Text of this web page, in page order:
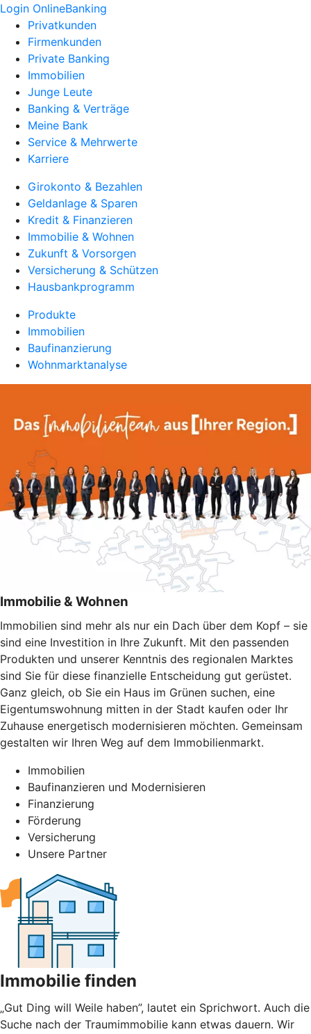
Login OnlineBanking
Privatkunden
Firmenkunden
Private Banking
Immobilien
Junge Leute
Banking & Verträge
Meine Bank
Service & Mehrwerte
Karriere
Girokonto & Bezahlen
Geldanlage & Sparen
Kredit & Finanzieren
Immobilie & Wohnen
Zukunft & Vorsorgen
Versicherung & Schützen
Hausbankprogramm
Produkte
Immobilien
Baufinanzierung
Wohnmarktanalyse
Immobilie & Wohnen
Immobilien sind mehr als nur ein Dach über dem Kopf – sie
sind eine Investition in Ihre Zukunft. Mit den passenden
Produkten und unserer Kenntnis des regionalen Marktes
sind Sie für diese finanzielle Entscheidung gut gerüstet.
Ganz gleich, ob Sie ein Haus im Grünen suchen, eine
Eigentumswohnung mitten in der Stadt kaufen oder Ihr
Zuhause energetisch modernisieren möchten. Gemeinsam
gestalten wir Ihren Weg auf dem Immobilienmarkt.
Immobilien
Baufinanzieren und Modernisieren
Finanzierung
Förderung
Versicherung
Unsere Partner
Immobilie finden
„Gut Ding will Weile haben”, lautet ein Sprichwort. Auch die
Suche nach der Traumimmobilie kann etwas dauern. Wir